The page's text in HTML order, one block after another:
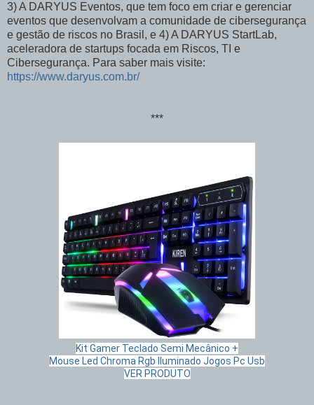
3) A DARYUS Eventos, que tem foco em criar e gerenciar
eventos que desenvolvam a comunidade de cibersegurança
e gestão de riscos no Brasil, e 4) A DARYUS StartLab,
aceleradora de startups focada em Riscos, TI e
Cibersegurança. Para saber mais visite:
https://www.daryus.com.br/
***
Kit Gamer Teclado Semi Mecânico +
Mouse Led Chroma Rgb Iluminado Jogos Pc Usb
VER PRODUTO